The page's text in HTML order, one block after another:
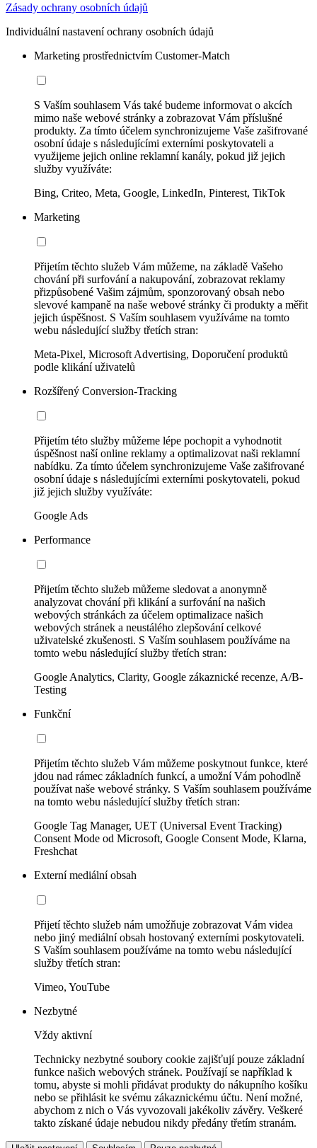
Zásady ochrany osobních údajů
Individuální nastavení ochrany osobních údajů
Marketing prostřednictvím Customer-Match
S Vaším souhlasem Vás také budeme informovat o akcích
mimo naše webové stránky a zobrazovat Vám příslušné
produkty. Za tímto účelem synchronizujeme Vaše zašifrované
osobní údaje s následujícími externími poskytovateli a
využijeme jejich online reklamní kanály, pokud již jejich
služby využíváte:
Bing, Criteo, Meta, Google, LinkedIn, Pinterest, TikTok
Marketing
Přijetím těchto služeb Vám můžeme, na základě Vašeho
chování při surfování a nakupování, zobrazovat reklamy
přizpůsobené Vašim zájmům, sponzorovaný obsah nebo
slevové kampaně na naše webové stránky či produkty a měřit
jejich úspěšnost. S Vaším souhlasem využíváme na tomto
webu následující služby třetích stran:
Meta-Pixel, Microsoft Advertising, Doporučení produktů
podle klikání uživatelů
Rozšířený Conversion-Tracking
Přijetím této služby můžeme lépe pochopit a vyhodnotit
úspěšnost naší online reklamy a optimalizovat naši reklamní
nabídku. Za tímto účelem synchronizujeme Vaše zašifrované
osobní údaje s následujícími externími poskytovateli, pokud
již jejich služby využíváte:
Google Ads
Performance
Přijetím těchto služeb můžeme sledovat a anonymně
analyzovat chování při klikání a surfování na našich
webových stránkách za účelem optimalizace našich
webových stránek a neustálého zlepšování celkové
uživatelské zkušenosti. S Vaším souhlasem používáme na
tomto webu následující služby třetích stran:
Google Analytics, Clarity, Google zákaznické recenze, A/B-
Testing
Funkční
Přijetím těchto služeb Vám můžeme poskytnout funkce, které
jdou nad rámec základních funkcí, a umožní Vám pohodlně
používat naše webové stránky. S Vaším souhlasem používáme
na tomto webu následující služby třetích stran:
Google Tag Manager, UET (Universal Event Tracking)
Consent Mode od Microsoft, Google Consent Mode, Klarna,
Freshchat
Externí mediální obsah
Přijetí těchto služeb nám umožňuje zobrazovat Vám videa
nebo jiný mediální obsah hostovaný externími poskytovateli.
S Vaším souhlasem používáme na tomto webu následující
služby třetích stran:
Vimeo, YouTube
Nezbytné
Vždy aktivní
Technicky nezbytné soubory cookie zajišťují pouze základní
funkce našich webových stránek. Používají se například k
tomu, abyste si mohli přidávat produkty do nákupního košíku
nebo se přihlásit ke svému zákaznickému účtu. Není možné,
abychom z nich o Vás vyvozovali jakékoliv závěry. Veškeré
takto získané údaje nebudou nikdy předány třetím stranám.